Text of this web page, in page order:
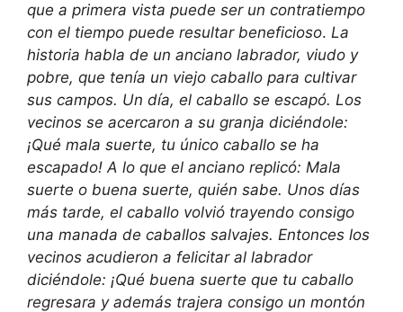
que a primera vista puede ser un contratiempo
con el tiempo puede resultar beneficioso. La
historia habla de un anciano labrador, viudo y
pobre, que tenía un viejo caballo para cultivar
sus campos. Un día, el caballo se escapó. Los
vecinos se acercaron a su granja diciéndole:
¡Qué mala suerte, tu único caballo se ha
escapado! A lo que el anciano replicó: Mala
suerte o buena suerte, quién sabe. Unos días
más tarde, el caballo volvió trayendo consigo
una manada de caballos salvajes. Entonces los
vecinos acudieron a felicitar al labrador
diciéndole: ¡Qué buena suerte que tu caballo
regresara y además trajera consigo un montón